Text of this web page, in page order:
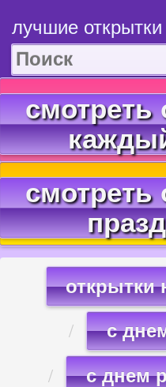
лучшие
смотреть
смотреть
открытки
с
с днем